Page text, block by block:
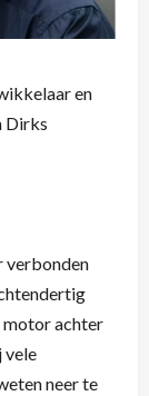
en
Dirks
verbonden
motor achter
vele
neer te